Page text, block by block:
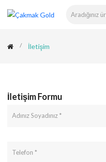
İletişim
İletişim Formu